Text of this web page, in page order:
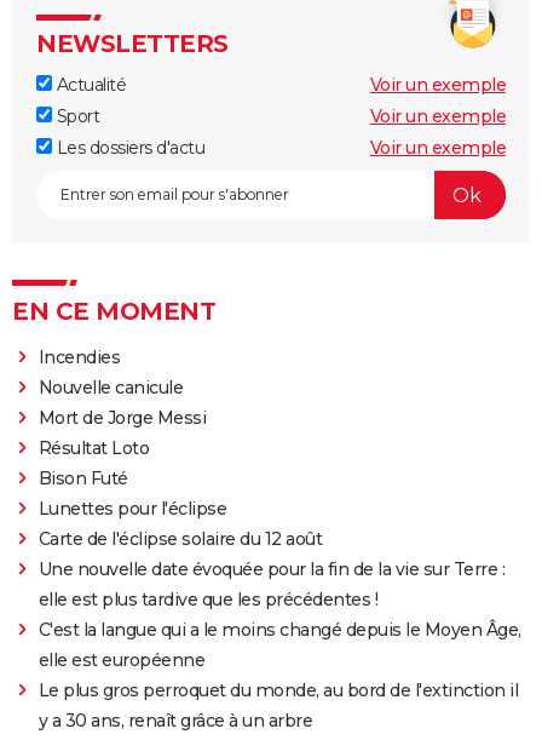
NEWSLETTERS
Actualité
Voir un exemple
Sport
Voir un exemple
Les dossiers d'actu
Voir un exemple
EN CE MOMENT
Incendies
Nouvelle canicule
Mort de Jorge Messi
Résultat Loto
Bison Futé
Lunettes pour l'éclipse
Carte de l'éclipse solaire du 12 août
Une nouvelle date évoquée pour la fin de la vie sur Terre :
elle est plus tardive que les précédentes !
C'est la langue qui a le moins changé depuis le Moyen Âge,
elle est européenne
Le plus gros perroquet du monde, au bord de l'extinction il
y a 30 ans, renaît grâce à un arbre